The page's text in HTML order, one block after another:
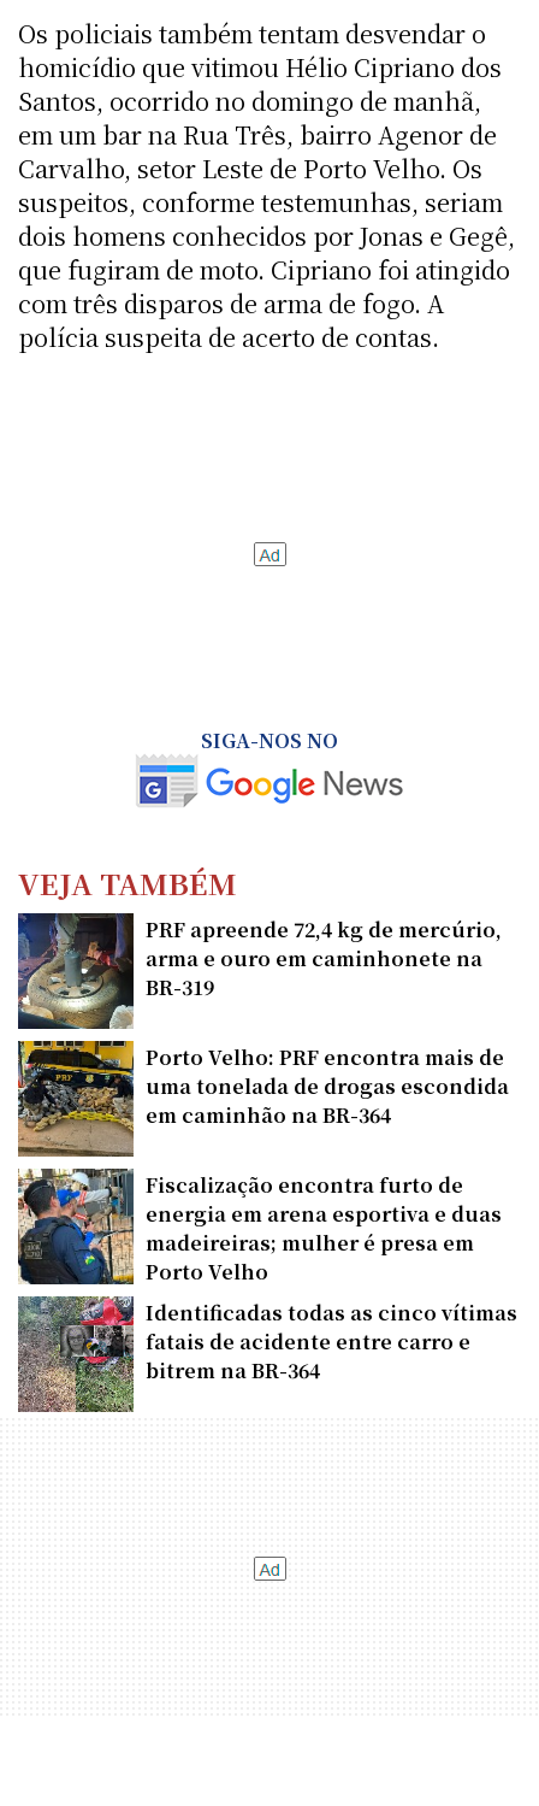
Os policiais também tentam desvendar o
homicídio que vitimou Hélio Cipriano dos
Santos, ocorrido no domingo de manhã,
em um bar na Rua Três, bairro Agenor de
Carvalho, setor Leste de Porto Velho. Os
suspeitos, conforme testemunhas, seriam
dois homens conhecidos por Jonas e Gegê,
que fugiram de moto. Cipriano foi atingido
com três disparos de arma de fogo. A
polícia suspeita de acerto de contas.
SIGA-NOS NO
VEJA TAMBÉM
PRF apreende 72,4 kg de mercúrio,
arma e ouro em caminhonete na
BR-319
Porto Velho: PRF encontra mais de
uma tonelada de drogas escondida
em caminhão na BR-364
Fiscalização encontra furto de
energia em arena esportiva e duas
madeireiras; mulher é presa em
Porto Velho
Identificadas todas as cinco vítimas
fatais de acidente entre carro e
bitrem na BR-364